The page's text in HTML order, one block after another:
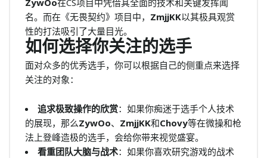
ZywOo在CS项目中凭借其全面的技术和关键发挥闻
名。而在《无畏契约》项目中， ZmjjKK以其极具观赏
性的打法吸引了大量目光。
如何选择你关注的选手
面对众多的优秀选手，你可以根据自己的侧重点来选择
关注的对象：
追求极致操作的欣赏：如果你痴迷于选手个人技术
的展现，那么ZywOo、 ZmjjKK和Chovy等在微操和枪
法上登峰造极的选手，会给你带来视觉盛宴。
看重团队大脑与战术：如果你喜欢研究游戏的战术